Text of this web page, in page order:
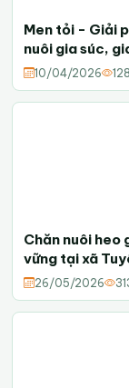
Men tỏi - Giải
nuôi gia súc,
10/04/2026
Chăn nuôi heo
vững tại xã
26/05/2026